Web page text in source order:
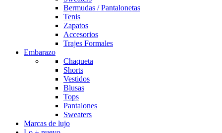
Bermudas / Pantalonetas
Tenis
Zapatos
Accesorios
Trajes Formales
Embarazo
Chaqueta
Shorts
Vestidos
Blusas
Tops
Pantalones
Sweaters
Marcas de lujo